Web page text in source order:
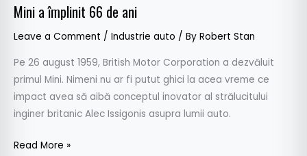
Mini a împlinit 66 de ani
Leave a Comment / Industrie auto / By Robert Stan
Pe 26 august 1959, British Motor Corporation a dezvăluit
primul Mini. Nimeni nu ar fi putut ghici la acea vreme ce
impact avea să aibă conceptul inovator al strălucitului
inginer britanic Alec Issigonis asupra lumii auto.
Read More »